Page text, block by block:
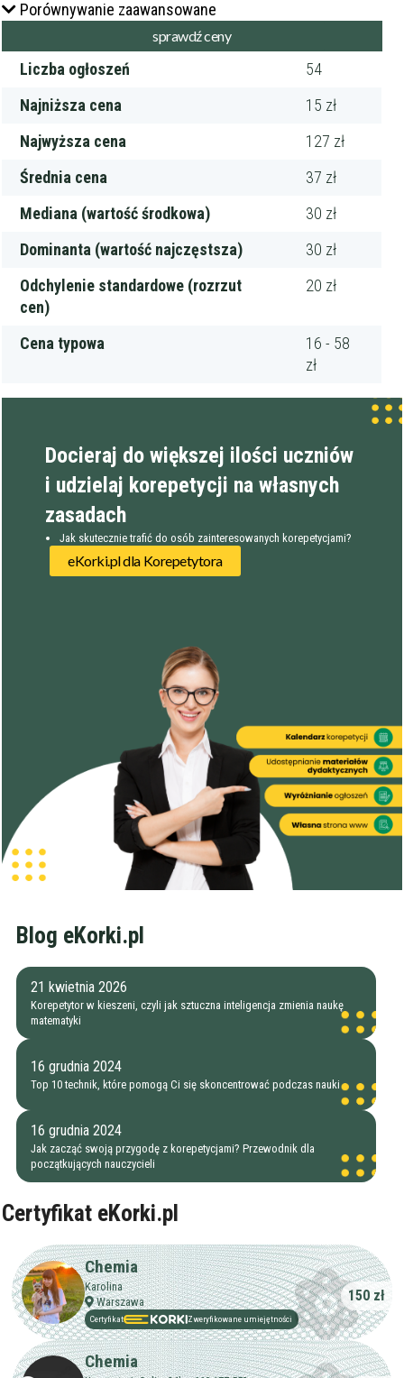
Filtry
Szukaj w promieniu
km
Moja lokalizacja
Porównywanie zaawansowane
Liczba ogłoszeń
54
Najniższa cena
15 zł
Najwyższa cena
127 zł
Średnia cena
37 zł
Mediana (wartość środkowa)
30 zł
Dominanta (wartość najczęstsza)
30 zł
Odchylenie standardowe (rozrzut
cen)
20 zł
Cena typowa
16 - 58
zł
Docieraj do większej ilości uczniów
i udzielaj korepetycji na własnych
zasadach
Jak skutecznie trafić do osób zainteresowanych korepetycjami?
eKorki.pl dla Korepetytora
Blog eKorki.pl
21 kwietnia 2026
Korepetytor w kieszeni, czyli jak sztuczna inteligencja zmienia naukę
matematyki
16 grudnia 2024
Top 10 technik, które pomogą Ci się skoncentrować podczas nauki
16 grudnia 2024
Jak zacząć swoją przygodę z korepetycjami? Przewodnik dla
początkujących nauczycieli
Certyfikat eKorki.pl
Chemia
Karolina
Warszawa
Certyfikat Zweryfikowane umiejętności
150 zł
Chemia